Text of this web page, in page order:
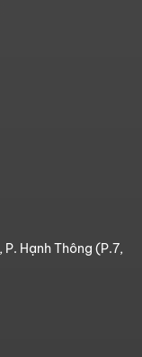
Hạnh Thông (P.7,